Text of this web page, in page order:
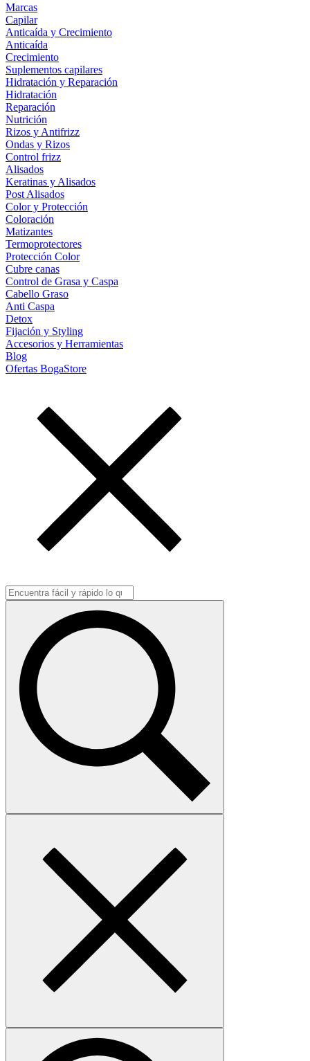
Marcas
Capilar
Anticaída y Crecimiento
Anticaída
Crecimiento
Suplementos capilares
Hidratación y Reparación
Hidratación
Reparación
Nutrición
Rizos y Antifrizz
Ondas y Rizos
Control frizz
Alisados
Keratinas y Alisados
Post Alisados
Color y Protección
Coloración
Matizantes
Termoprotectores
Protección Color
Cubre canas
Control de Grasa y Caspa
Cabello Graso
Anti Caspa
Detox
Fijación y Styling
Accesorios y Herramientas
Blog
Ofertas BogaStore